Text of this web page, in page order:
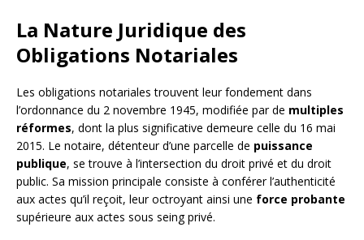
La Nature Juridique des
Obligations Notariales
Les obligations notariales trouvent leur fondement dans
l’ordonnance du 2 novembre 1945, modifiée par de multiples
réformes, dont la plus significative demeure celle du 16 mai
2015. Le notaire, détenteur d’une parcelle de puissance
publique, se trouve à l’intersection du droit privé et du droit
public. Sa mission principale consiste à conférer l’authenticité
aux actes qu’il reçoit, leur octroyant ainsi une force probante
supérieure aux actes sous seing privé.